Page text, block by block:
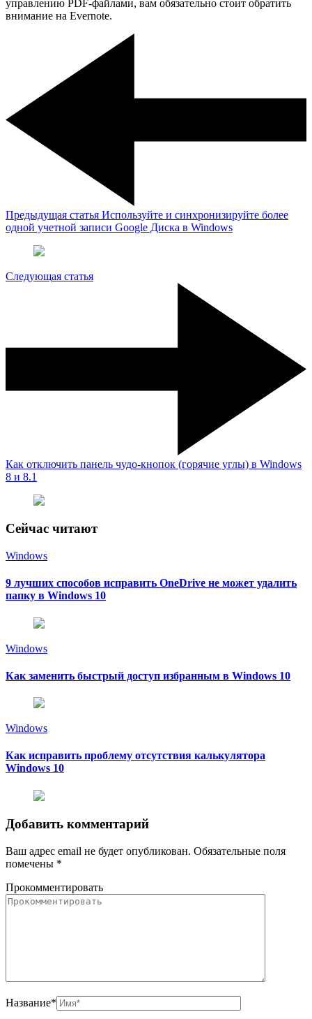
управлению PDF-файлами, вам обязательно стоит обратить
внимание на Evernote.
Предыдущая статья Используйте и синхронизируйте более
одной учетной записи Google Диска в Windows
Следующая статья
Как отключить панель чудо-кнопок (горячие углы) в Windows
8 и 8.1
Сейчас читают
Windows
9 лучших способов исправить OneDrive не может удалить
папку в Windows 10
Windows
Как заменить быстрый доступ избранным в Windows 10
Windows
Как исправить проблему отсутствия калькулятора
Windows 10
Добавить комментарий
Ваш адрес email не будет опубликован. Обязательные поля
помечены *
Прокомментировать
Название*